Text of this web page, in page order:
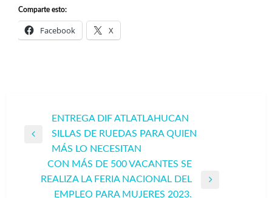
Comparte esto:
Facebook X
Navegación
de
entradas
ENTREGA DIF ATLATLAHUCAN
SILLAS DE RUEDAS PARA QUIEN
MÁS LO NECESITAN
CON MÁS DE 500 VACANTES SE
REALIZA LA FERIA NACIONAL DEL
EMPLEO PARA MUJERES 2023.